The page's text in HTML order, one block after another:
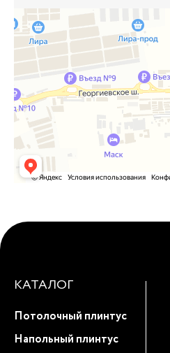
КАТАЛОГ
Потолочный плинтус
Напольный плинтус